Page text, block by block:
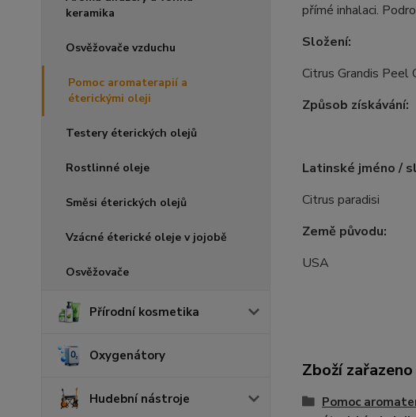
keramika
Osvěžovače vzduchu
Pomoc aromaterapií a
éterickými oleji
Testery éterických olejů
Rostlinné oleje
Směsi éterických olejů
Vzácné éterické oleje v jojobě
Osvěžovače
Přírodní kosmetika
Oxygenátory
Hudební nástroje
přímé inhalaci.
Složení:
Citrus Grandis
Způsob získávání:
Latinské jméno /
Citrus paradisi
Země původu:
USA
Zboží
Pomoc